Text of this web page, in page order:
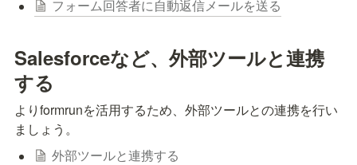
フォーム回答者に自動返信メールを送る
Salesforceなど、外部ツールと連携
する
よりformrunを活用するため、外部ツールとの連携を行い
ましょう。
外部ツールと連携する